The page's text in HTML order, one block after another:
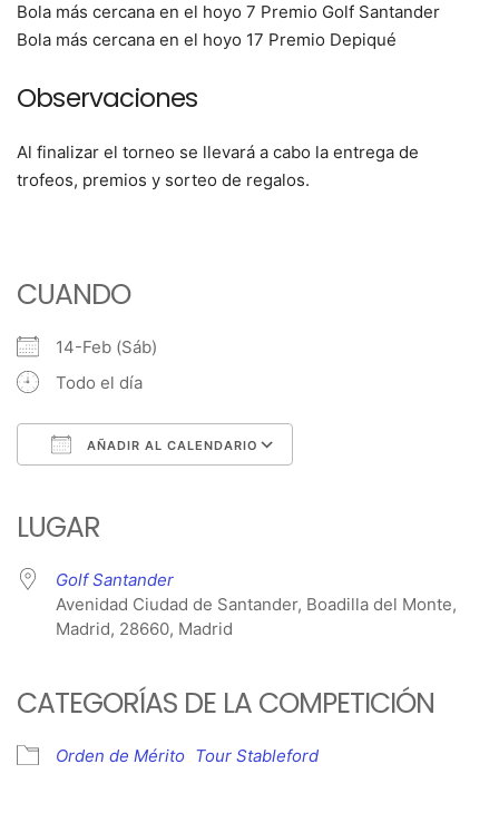
Bola más cercana en el hoyo 7 Premio Golf Santander
Bola más cercana en el hoyo 17 Premio Depiqué
Observaciones
Al finalizar el torneo se llevará a cabo la entrega de
trofeos, premios y sorteo de regalos.
CUANDO
14-Feb (Sáb)
Todo el día
AÑADIR AL CALENDARIO
LUGAR
Golf Santander
Avenidad Ciudad de Santander, Boadilla del Monte,
Madrid, 28660, Madrid
CATEGORÍAS DE LA COMPETICIÓN
Orden de Mérito Tour Stableford